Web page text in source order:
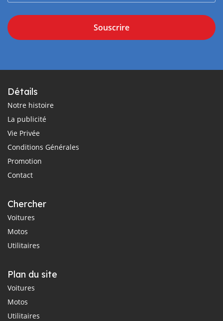
Souscrire
Détails
Notre histoire
La publicité
Vie Privée
Conditions Générales
Promotion
Contact
Chercher
Voitures
Motos
Utilitaires
Plan du site
Voitures
Motos
Utilitaires